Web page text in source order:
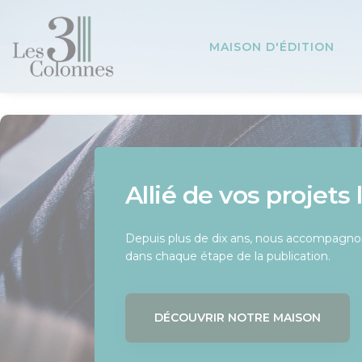
MAISON D'ÉDITION
Allié de vos projets
Depuis plus de dix ans, nous
dans chaque étape de la publication.
DÉCOUVRIR NOTRE MAISON
Offrez à votre livre
mérite
long de votre parcours d’auteur.
Une équipe
Chez Les 3 Colonnes, nous croyons au
force de chaque histoire.
RENCONTRER NOTRE ÉQUIPE